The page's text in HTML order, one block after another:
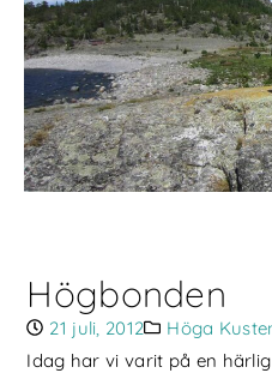
Högbonden
21 juli, 2012 Höga
Idag har vi varit på en